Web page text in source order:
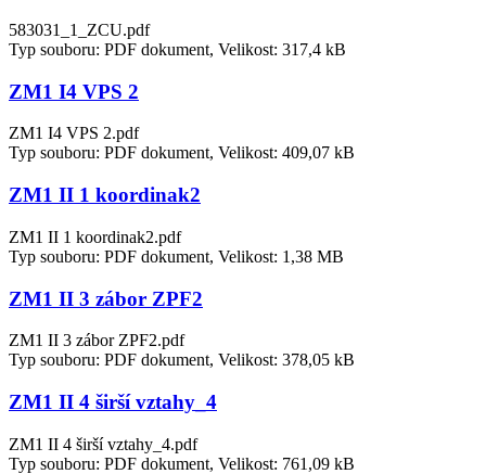
583031_1_ZCU.pdf
Typ souboru: PDF dokument, Velikost: 317,4 kB
ZM1 I4 VPS 2
ZM1 I4 VPS 2.pdf
Typ souboru: PDF dokument, Velikost: 409,07 kB
ZM1 II 1 koordinak2
ZM1 II 1 koordinak2.pdf
Typ souboru: PDF dokument, Velikost: 1,38 MB
ZM1 II 3 zábor ZPF2
ZM1 II 3 zábor ZPF2.pdf
Typ souboru: PDF dokument, Velikost: 378,05 kB
ZM1 II 4 širší vztahy_4
ZM1 II 4 širší vztahy_4.pdf
Typ souboru: PDF dokument, Velikost: 761,09 kB